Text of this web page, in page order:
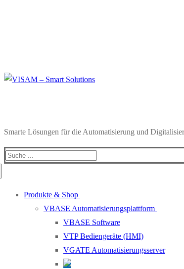
Smarte Lösungen für die Automatisierung und
Produkte & Shop
VBASE Automatisierungsplattform
VBASE Software
VTP Bediengeräte (HMI)
VGATE Automatisierungsserver